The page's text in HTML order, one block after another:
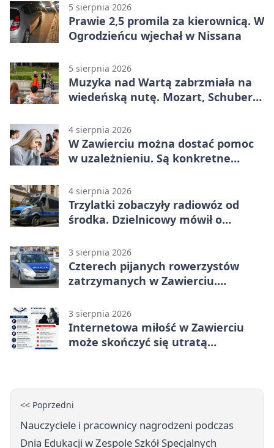
5 sierpnia 2026
Prawie 2,5 promila za kierownicą. W
Ogrodzieńcu wjechał w Nissana
5 sierpnia 2026
Muzyka nad Wartą zabrzmiała na
wiedeńską nutę. Mozart, Schubert i
4 sierpnia 2026
W Zawierciu można dostać pomoc
w uzależnieniu. Są konkretne
4 sierpnia 2026
Trzylatki zobaczyły radiowóz od
środka. Dzielnicowy mówił o
3 sierpnia 2026
Czterech pijanych rowerzystów
zatrzymanych w Zawierciu.
3 sierpnia 2026
Internetowa miłość w Zawierciu
może skończyć się utratą
<< Poprzedni
Nauczyciele i pracownicy nagrodzeni podczas
Dnia Edukacji w Zespole Szkół Specjalnych